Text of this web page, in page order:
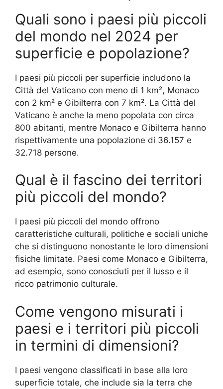
Quali sono i paesi più piccoli
del mondo nel 2024 per
superficie e popolazione?
I paesi più piccoli per superficie includono la
Città del Vaticano con meno di 1 km², Monaco
con 2 km² e Gibilterra con 7 km². La Città del
Vaticano è anche la meno popolata con circa
800 abitanti, mentre Monaco e Gibilterra hanno
rispettivamente una popolazione di 36.157 e
32.718 persone.
Qual è il fascino dei territori
più piccoli del mondo?
I paesi più piccoli del mondo offrono
caratteristiche culturali, politiche e sociali uniche
che si distinguono nonostante le loro dimensioni
fisiche limitate. Paesi come Monaco e Gibilterra,
ad esempio, sono conosciuti per il lusso e il
ricco patrimonio culturale.
Come vengono misurati i
paesi e i territori più piccoli
in termini di dimensioni?
I paesi vengono classificati in base alla loro
superficie totale, che include sia la terra che